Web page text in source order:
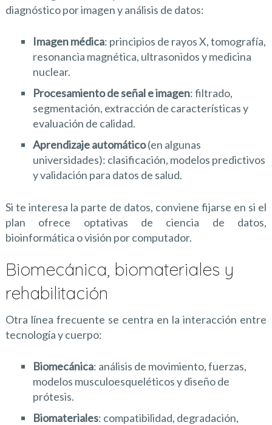
diagnóstico por imagen y análisis de datos:
Imagen médica: principios de rayos X, tomografía,
resonancia magnética, ultrasonidos y medicina
nuclear.
Procesamiento de señal e imagen: filtrado,
segmentación, extracción de características y
evaluación de calidad.
Aprendizaje automático(en algunas
universidades): clasificación, modelos predictivos
y validación para datos de salud.
Si te interesa la parte de datos, conviene fijarse en si el
plan ofrece optativas de ciencia de datos,
bioinformática o visión por computador.
Biomecánica, biomateriales y
rehabilitación
Otra línea frecuente se centra en la interacción entre
tecnología y cuerpo:
Biomecánica: análisis de movimiento, fuerzas,
modelos musculoesqueléticos y diseño de
prótesis.
Biomateriales: compatibilidad, degradación,